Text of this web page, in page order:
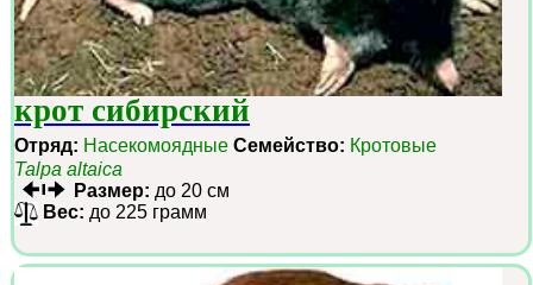
крот сибирский
Отряд: Насекомоядные Семейство: Кротовые
Talpa altaica
Размер: до 20 см
Вес: до 225 грамм